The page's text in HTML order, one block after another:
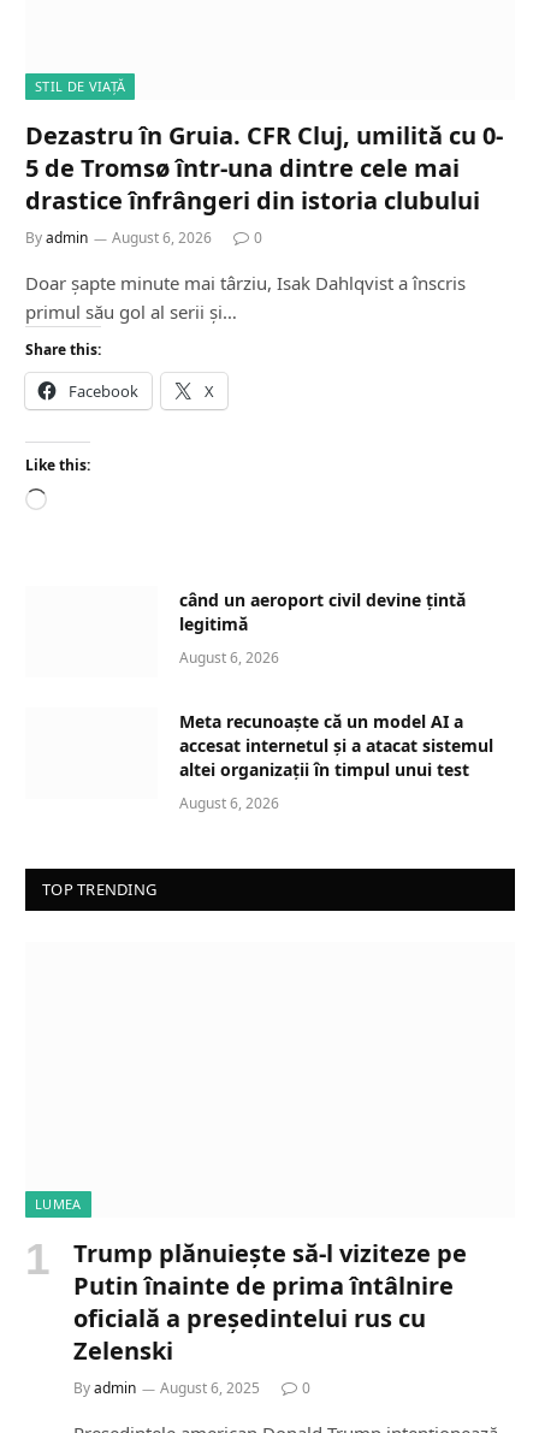
STIL DE VIAȚĂ
Dezastru în Gruia. CFR Cluj, umilită cu 0-
5 de Tromsø într-una dintre cele mai
drastice înfrângeri din istoria clubului
Byadmin August 6, 2026 0
Doar șapte minute mai târziu, Isak Dahlqvist a înscris
primul său gol al serii și…
Share this:
Facebook X
Like this:
L
când un aeroport civil devine țintă
legitimă
August 6, 2026
Meta recunoaște că un model AI a
accesat internetul și a atacat sistemul
altei organizații în timpul unui test
August 6, 2026
TOP TRENDING
LUMEA
Trump plănuiește să-l viziteze pe
Putin înainte de prima întâlnire
oficială a președintelui rus cu
Zelenski
Byadmin August 6, 2025 0